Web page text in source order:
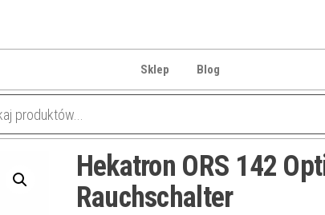
Sklep Blog
Hekatron ORS 142
Rauchschalter